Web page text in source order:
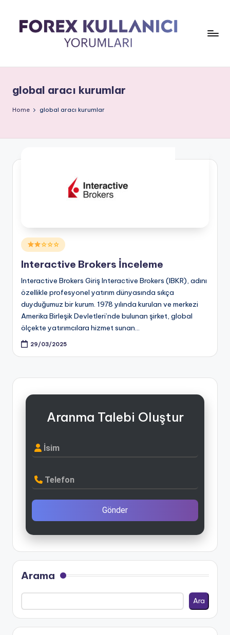
global aracı kurumlar
Home global aracı kurumlar
Posted
in
☆☆☆
Interactive Brokers İnceleme
Interactive Brokers Giriş Interactive Brokers (IBKR), adını
özellikle profesyonel yatırım dünyasında sıkça
duyduğumuz bir kurum. 1978 yılında kurulan ve merkezi
Amerika Birleşik Devletleri’nde bulunan şirket, global
ölçekte yatırımcılara hizmet sunan…
29/03/2025
Aranma Talebi Oluştur
İsim
Telefon
Gönder
Arama
Ara